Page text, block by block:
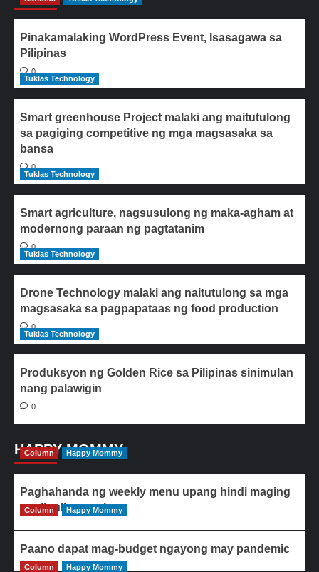
Pinakamalaking WordPress Event, Isasagawa sa
Pilipinas
0
Tuklas Technology
Smart greenhouse Project malaki ang maitutulong
sa pagiging competitive ng mga magsasaka sa
bansa
0
Tuklas Technology
Smart agriculture, nagsusulong ng maka-agham at
modernong paraan ng pagtatanim
0
Tuklas Technology
Drone Technology malaki ang naitutulong sa mga
magsasaka sa pagpapataas ng food production
0
Tuklas Technology
Produksyon ng Golden Rice sa Pilipinas sinimulan
nang palawigin
0
HAPPY MOMMY
Column Happy Mommy
Paghahanda ng weekly menu upang hindi maging
paulit-ulit ang ulam
Column Happy Mommy
Paano dapat mag-budget ngayong may pandemic
Column Happy Mommy